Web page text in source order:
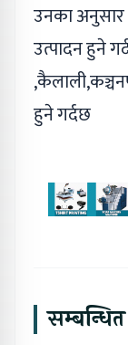
उनका अनुसार
उत्पादन हुने
हुने गर्दछ